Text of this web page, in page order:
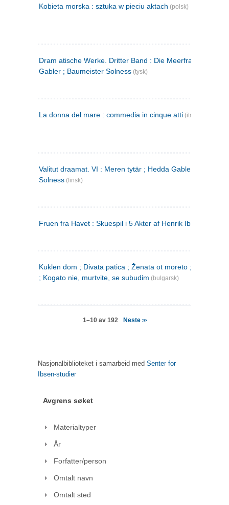
Kobieta morska : sztuka w pieciu aktach (polsk)
Dram atische Werke. Dritter Band : Die Meerfrau ; Hedda
Gabler ; Baumeister Solness (tysk)
La donna del mare : commedia in cinque atti (italiensk)
Valitut draamat. VI : Meren tytär ; Hedda Gabler ;
Solness (finsk)
Fruen fra Havet : Skuespil i 5 Akter af Henrik Ibsen
Kuklen dom ; Divata patica ; Ženata ot moreto ; Malkijat
; Kogato nie, murtvite, se subudim (bulgarsk)
1–10 av 192 Neste >>
Nasjonalbiblioteket i samarbeid med Senter for
Ibsen-studier
Avgrens søket
Materialtyper
År
Forfatter/person
Omtalt navn
Omtalt sted